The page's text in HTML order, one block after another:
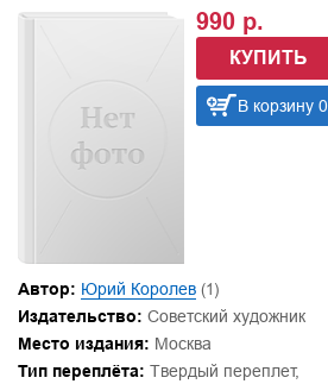
990 р.
КУПИТЬ
В корзину 0
Автор: Юрий Королев (1)
Издательство: Советский художник
Место издания: Москва
Тип переплёта: Твердый переплет,